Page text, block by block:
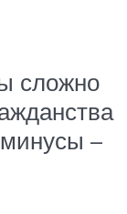
сложно
–